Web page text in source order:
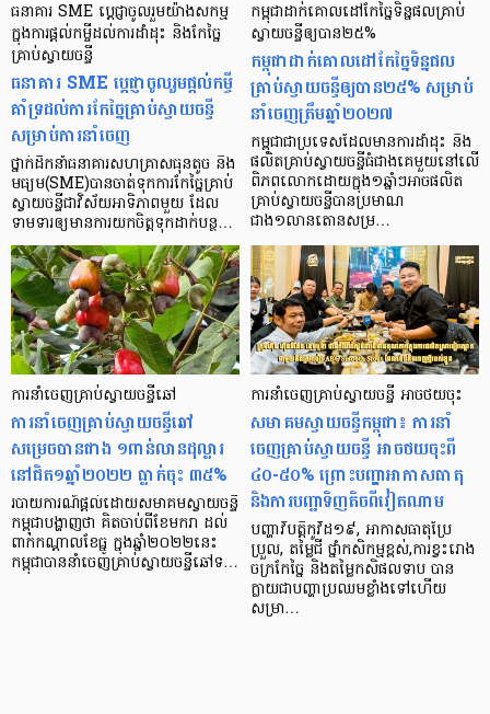
ធនាគារ SME ប្តេជ្ញាចូលរួមយ៉ាងសកម្ម
ក្នុងការផ្តល់កម្ចីដល់ការដាំដុះ និងកែច្នៃ
គ្រាប់ស្វាយចន្ទី
ធនាគារ SME ប្តេជ្ញាចូលរួមផ្តល់កម្ចី
គាំទ្រដល់ការកែច្នៃគ្រាប់ស្វាយចន្ទី
សម្រាប់ការនាំចេញ
ថ្នាក់ដឹកនាំធនាគារសហគ្រាសធុនតូច និង
មធ្យម(SME)បានចាត់ទុកការកែច្នៃគ្រាប់
ស្វាយចន្ទីជាវិស័យអាទិភាពមួយ ដែល
ទាមទារឲ្យមានការយកចិត្តទុកដាក់បន្ថ…
កម្ពុជាដាក់គោលដៅកែច្នៃទិន្នផលគ្រាប់
ស្វាយចន្ទីឲ្យបាន២៥%
កម្ពុជាដាក់គោលដៅកែច្នៃទិន្នផល
គ្រាប់ស្វាយចន្ទីឲ្យបាន២៥% សម្រាប់
នាំចេញត្រឹមឆ្នាំ២០២៧
កម្ពុជាជាប្រទេសដែលមានការដាំដុះ និង
ផលិតគ្រាប់ស្វាយចន្ទីធំជាងគេមួយនៅលើ
ពិភពលោកដោយក្នុង១ឆ្នាំៗអាចផលិត
គ្រាប់ស្វាយចន្ទីបានប្រមាណ
ជាង១លានតោនសម្រ…
ការនាំចេញគ្រាប់ស្វាយចន្ទីឆៅ
ការនាំចេញគ្រាប់ស្វាយចន្ទីឆៅ
សម្រេចបានជាង ១ពាន់លានដុល្លារ
នៅជិត១ឆ្នាំ២០២២ ធ្លាក់ចុះ ៣៥%
របាយការណ៍ផ្ដល់ដោយសមាគមស្វាយចន្ទី
កម្ពុជាបង្ហាញថា គិតចាប់ពីខែមករា ដល់
ពាក់កណ្តាលខែធ្នូ ក្នុងឆ្នាំ២០២២នេះ
កម្ពុជាបាននាំចេញគ្រាប់ស្វាយចន្ទីឆៅទ…
ការនាំចេញគ្រាប់ស្វាយចន្ទី អាចថយចុះ
សមាគមស្វាយចន្ទីកម្ពុជា៖ ការនាំ
ចេញគ្រាប់ស្វាយចន្ទី អាចថយចុះពី
៤០-៥០% ព្រោះបញ្ហាអាកាសធាតុ
និងការបញ្ជាទិញតិចពីវៀតណាម
បញ្ហាវិបតិ្តកូវីដ១៩, អាកាសធាតុប្រែ
ប្រួល, តម្លៃជី ថ្នាំកសិកម្មខ្ពស់,ការខ្វះរោង
ចក្រកែច្នៃ និងតម្លៃកសិផលទាប បាន
ក្លាយជាបញ្ហាប្រឈមខ្លាំងទៅហើយ
សម្រា…